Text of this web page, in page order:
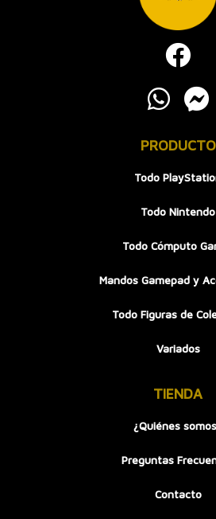
PRODUCTO
Todo
Todo Nintendo
Todo Cómputo
Mandos Gamepad y
Todo Figuras de
Variados
TIENDA
¿Quiénes
Preguntas
Contacto